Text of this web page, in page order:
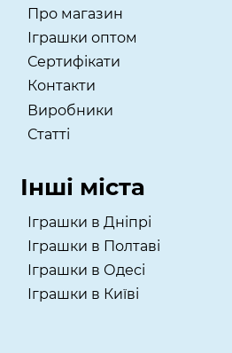
Про магазин
Іграшки оптом
Сертифікати
Контакти
Виробники
Статті
Інші міста
Іграшки в Дніпрі
Іграшки в Полтаві
Іграшки в Одесі
Іграшки в Київі